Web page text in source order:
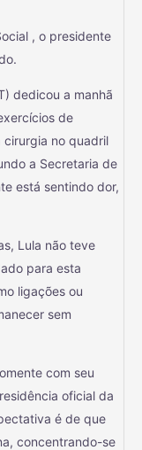
, o presidente
dedicou a manhã
de
cirurgia no quadril
a Secretaria de
está sentindo dor,
Lula não teve
para esta
ligações ou
sem
com seu
oficial da
é de que
concentrando-se